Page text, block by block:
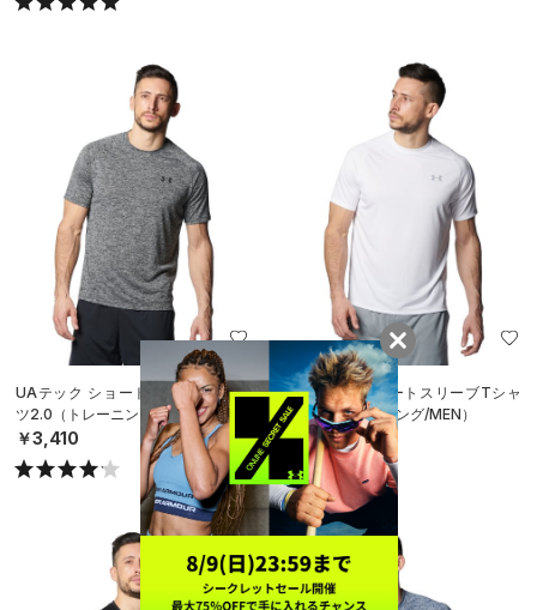
UAテック ショートスリーブTシャ
ツ2.0（トレーニング/MEN）
￥3,410
UAテック ショートスリーブTシャ
ツ2.0（トレーニング/MEN）
￥3,410